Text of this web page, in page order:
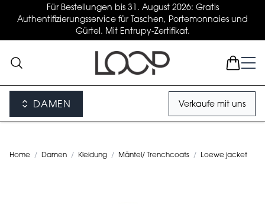
Für Bestellungen bis 31. August 2026: Gratis
Authentifizierungsservice für Taschen, Portemonnaies und
Gürtel. Mit Entrupy-Zertifikat.
DAMEN Verkaufe mit uns
Home / Damen / Kleidung / Mäntel/ Trenchcoats / Loewe jacket